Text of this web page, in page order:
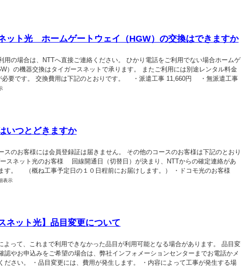
ット光 ホームゲートウェイ（HGW）の交換はできますか
用の場合は、NTTへ直接ご連絡ください。 ひかり電話をご利用でない場合ホームゲ
）の機器交換はタイガースネットで承ります。 またご利用には別途レンタル料金
必要です。 交換費用は下記のとおりです。 ・派遣工事 11,660円 ・無派遣工事
いつとどきますか
スのお客様には会員登録証は届きません。 その他のコースのお客様は下記のとおり
スネット光のお客様 回線開通日（切替日）が決まり、NTTからの確定連絡があ
す。 （概ね工事予定日の１０日程前にお届けします。） ・ドコモ光のお客様
表示
ネット光】品目変更について
よって、これまで利用できなかった品目が利用可能となる場合があります。 品目変
認やお申込みをご希望の場合は、弊社インフォメーションセンターまでお電話かメ
ださい。 ・品目変更には、費用が発生します。 ・内容によって工事が発生する場